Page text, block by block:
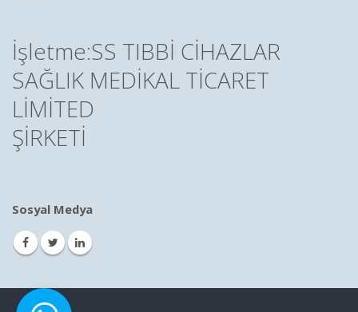
İşletme:SS TIBBİ CİHAZLAR
SAĞLIK MEDİKAL TİCARET
LİMİTED
ŞİRKETİ
Sosyal Medya